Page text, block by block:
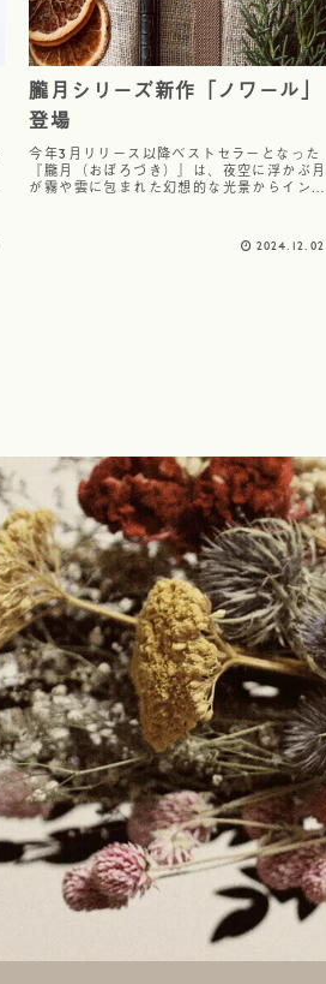
朧月シリーズ新作「ノワール」
登場
今年3月リリース以降ベストセラーとなった
『朧月（おぼろづき）』は、夜空に浮かぶ月
が霧や雲に包まれた幻想的な光景からインス
持を得ています。今回の新作『ノワール』
2024.12.02